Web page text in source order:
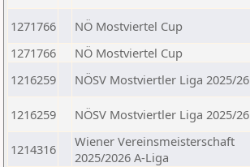
1271766 NÖ Mostviertel Cup
1271766
NÖ Mostviertel Cup
1216259
NÖSV Mostviertler Liga 2025/26
1216259 NÖSV Mostviertler Liga 2025/26
1214316
Wiener Vereinsmeisterschaft
2025/2026 A-Liga